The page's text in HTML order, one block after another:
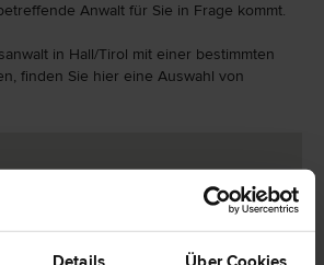
Details Über Cookies
Anwalt für Sie in Frage kommt.
in Hall/Tirol mit einer bestimmten
finden Sie hier eine Auswahl von